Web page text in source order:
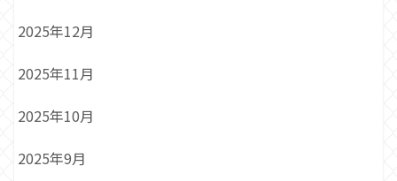
2025年12月
2025年11月
2025年10月
2025年9月